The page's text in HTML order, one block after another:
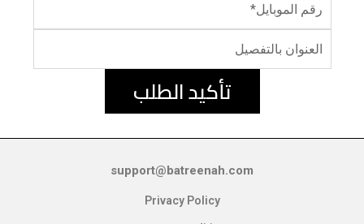
تأكيد الطلب
support@batreenah.com
Privacy Policy